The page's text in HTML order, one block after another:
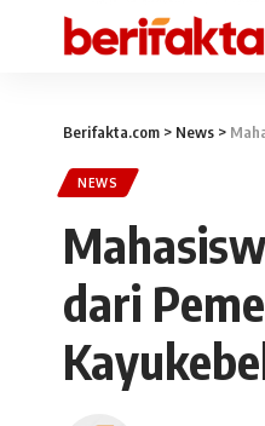
Berifakta.com > News >
NEWS
dari